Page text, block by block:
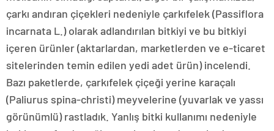
çarkı andıran çiçekleri nedeniyle çarkıfelek (Passiflora
incarnata L.) olarak adlandırılan bitkiyi ve bu bitkiyi
içeren ürünler (aktarlardan, marketlerden ve e-ticaret
sitelerinden temin edilen yedi adet ürün) incelendi.
Bazı paketlerde, çarkıfelek çiçeği yerine karaçalı
(Paliurus spina-christi) meyvelerine (yuvarlak ve yassı
görünümlü) rastladık. Yanlış bitki kullanımı nedeniyle